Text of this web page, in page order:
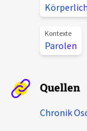
Podcasts
Kontakt
Spenden
Kontexte
Parolen
Quellen
Chronik